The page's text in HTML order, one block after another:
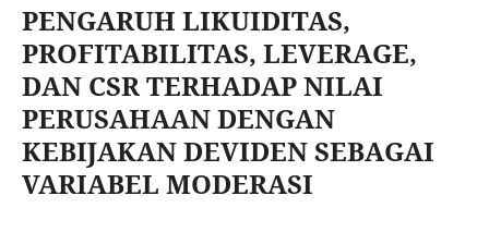
PENGARUH LIKUIDITAS,
PROFITABILITAS, LEVERAGE,
DAN CSR TERHADAP NILAI
PERUSAHAAN DENGAN
KEBIJAKAN DEVIDEN SEBAGAI
VARIABEL MODERASI